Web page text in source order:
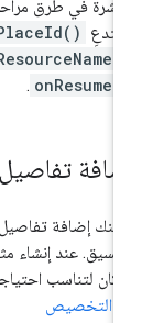
.
تفاصيل
إضافة تفاصيل عن
عند إنشاء
لتناسب
التخصيص